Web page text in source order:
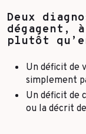
Deux
dégagent,
plutôt
Un déficit de
simplement
Un déficit de
ou la décrit